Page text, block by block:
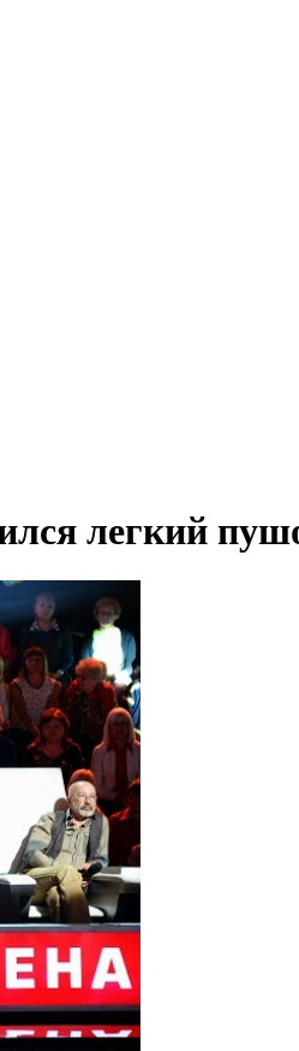
легкий